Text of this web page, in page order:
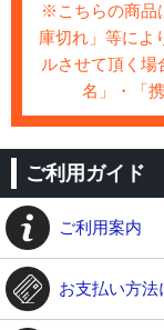
※こちらの商品
庫切れ」等によ
ルさせて頂く
名」・「
ご利用ガイド
ご利用案内
お支払い方法